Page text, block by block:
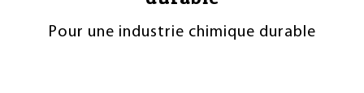
Pour une industrie chimique durable